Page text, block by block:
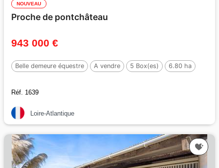
NOUVEAU
Proche de pontchâteau
943 000 €
Belle demeure équestre A vendre 5 Box(es) 6.80 ha
Réf. 1639
Loire-Atlantique